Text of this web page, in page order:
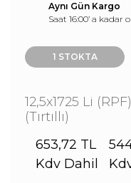
Aynı Gün Kargo
Saat 16:00’ a kadar
1 STOKTA
12,5x1725 Li
(Tırtıllı)
653,72 TL
Kdv Dahil